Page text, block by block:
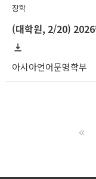
장학
아시아언어문명학부